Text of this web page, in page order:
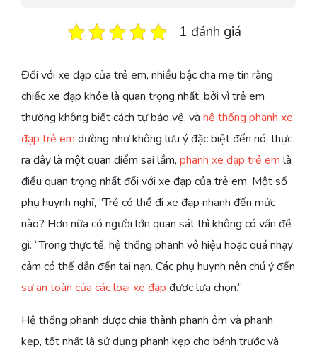
1 đánh giá
Đối với xe đạp của trẻ em, nhiều bậc cha mẹ tin rằng
chiếc xe đạp khỏe là quan trọng nhất, bởi vì trẻ em
thường không biết cách tự bảo vệ, và hệ thống phanh xe
đạp trẻ em dường như không lưu ý đặc biệt đến nó, thực
ra đây là một quan điểm sai lầm, phanh xe đạp trẻ em là
điều quan trọng nhất đối với xe đạp của trẻ em. Một số
phụ huynh nghĩ, “Trẻ có thể đi xe đạp nhanh đến mức
nào? Hơn nữa có người lớn quan sát thì không có vấn đề
gì. “Trong thực tế, hệ thống phanh vô hiệu hoặc quá nhạy
cảm có thể dẫn đến tai nạn. Các phụ huynh nên chú ý đến
sự an toàn của các loại xe đạp được lựa chọn.”
Hệ thống phanh được chia thành phanh ôm và phanh
kẹp, tốt nhất là sử dụng phanh kẹp cho bánh trước và